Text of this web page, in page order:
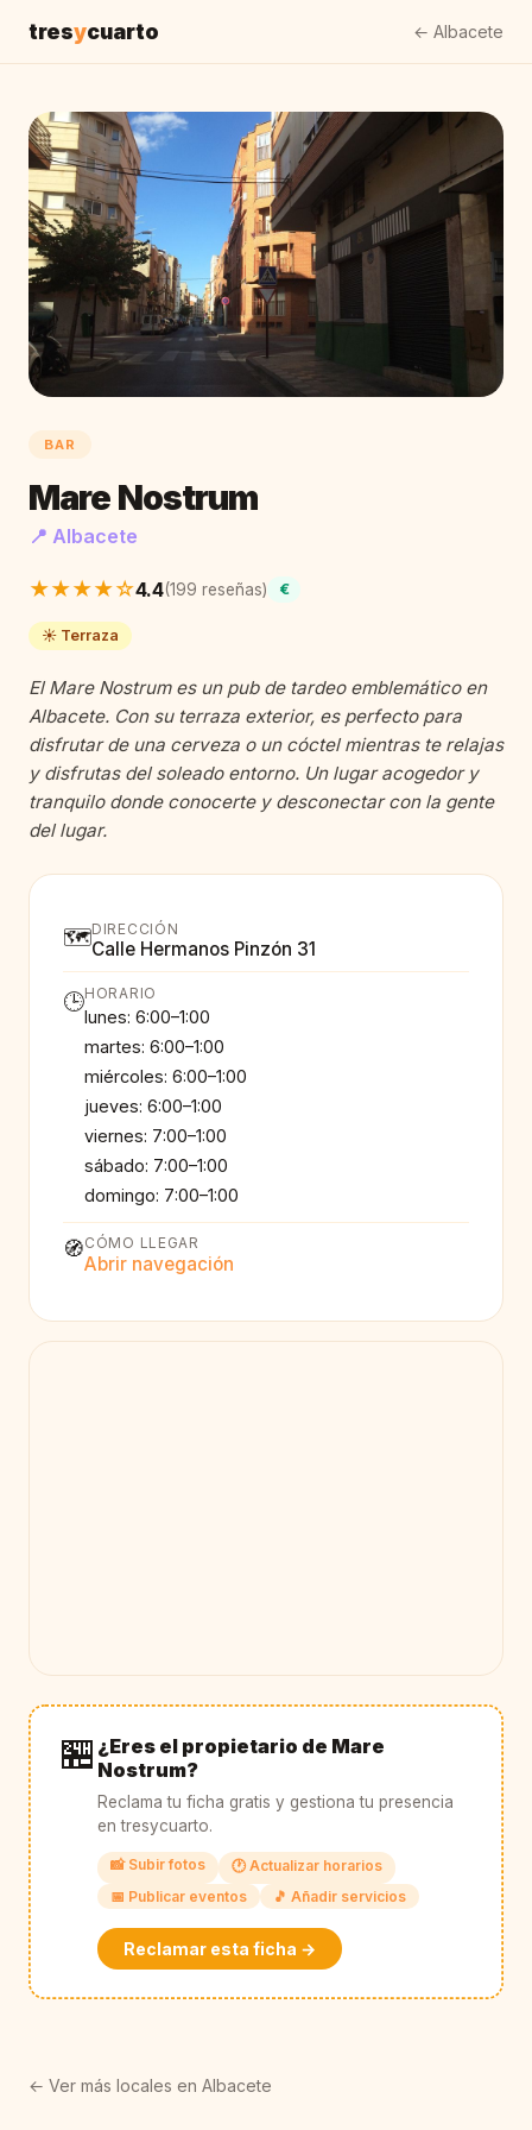
tresycuarto ← Albacete
BAR
Mare Nostrum
📍 Albacete
★★★★☆4.4(199 reseñas) €
☀️ Terraza
El Mare Nostrum es un pub de tardeo emblemático en
Albacete. Con su terraza exterior, es perfecto para
disfrutar de una cerveza o un cóctel mientras te relajas
y disfrutas del soleado entorno. Un lugar acogedor y
tranquilo donde conocerte y desconectar con la gente
del lugar.
🗺️DIRECCIÓN
Calle Hermanos Pinzón 31
🕒HORARIO
lunes: 6:00–1:00
martes: 6:00–1:00
miércoles: 6:00–1:00
jueves: 6:00–1:00
viernes: 7:00–1:00
sábado: 7:00–1:00
domingo: 7:00–1:00
🧭CÓMO LLEGAR
Abrir navegación
🏪 ¿Eres el propietario de Mare
Nostrum?
Reclama tu ficha gratis y gestiona tu presencia
en tresycuarto.
📸 Subir fotos
🕐 Actualizar horarios
📅 Publicar eventos
🎵 Añadir servicios
Reclamar esta ficha →
← Ver más locales en Albacete